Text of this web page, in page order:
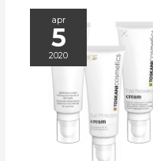
apr
5
2020